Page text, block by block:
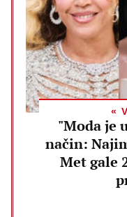
"Moda je
način:
Met gale